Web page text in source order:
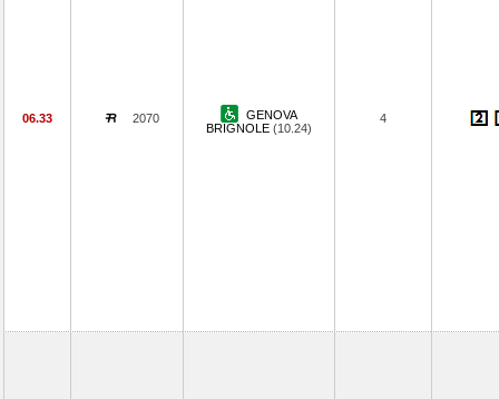
06.33 2070
GENOVA
BRIGNOLE (10.24)
4